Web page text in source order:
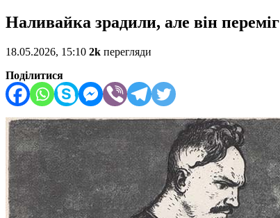
Наливайка зрадили, але він переміг
18.05.2026, 15:10 2k перегляди
Поділитися